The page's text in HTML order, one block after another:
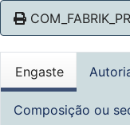
Engaste
Composição ou